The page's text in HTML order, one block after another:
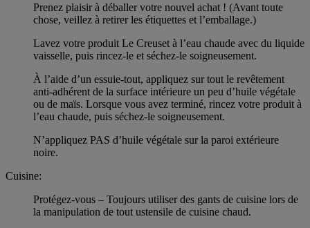
Prenez plaisir à déballer votre nouvel achat ! (Avant toute
chose, veillez à retirer les étiquettes et l’emballage.)
Lavez votre produit Le Creuset à l’eau chaude avec du liquide
vaisselle, puis rincez-le et séchez-le soigneusement.
À l’aide d’un essuie-tout, appliquez sur tout le revêtement
anti-adhérent de la surface intérieure un peu d’huile végétale
ou de maïs. Lorsque vous avez terminé, rincez votre produit à
l’eau chaude, puis séchez-le soigneusement.
N’appliquez PAS d’huile végétale sur la paroi extérieure
noire.
Cuisine:
Protégez-vous – Toujours utiliser des gants de cuisine lors de
la manipulation de tout ustensile de cuisine chaud.